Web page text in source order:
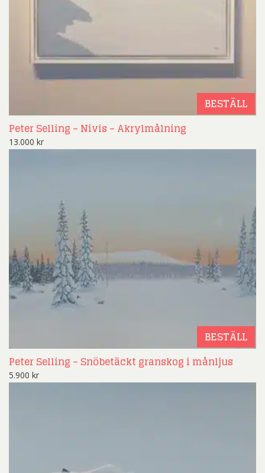
BESTÄLL
Peter Selling – Nivis – Akrylmålning
13.000 kr
BESTÄLL
Peter Selling – Snöbetäckt granskog i månljus
5.900 kr